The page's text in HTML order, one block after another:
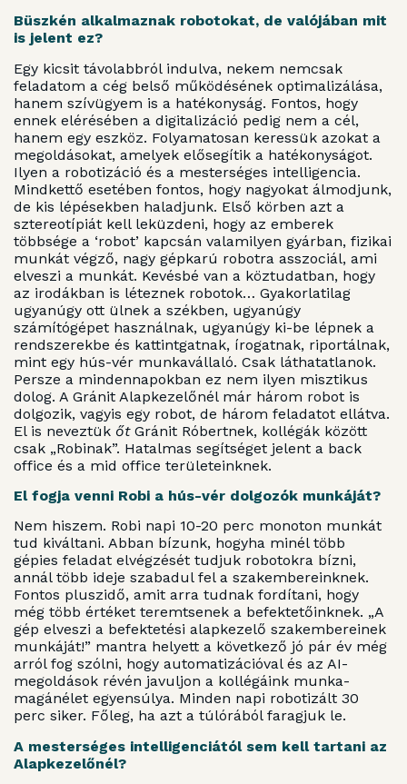
Büszkén alkalmaznak robotokat, de valójában mit
is jelent ez?
Egy kicsit távolabbról indulva, nekem nemcsak
feladatom a cég belső működésének optimalizálása,
hanem szívügyem is a hatékonyság. Fontos, hogy
ennek elérésében a digitalizáció pedig nem a cél,
hanem egy eszköz. Folyamatosan keressük azokat a
megoldásokat, amelyek elősegítik a hatékonyságot.
Ilyen a robotizáció és a mesterséges intelligencia.
Mindkettő esetében fontos, hogy nagyokat álmodjunk,
de kis lépésekben haladjunk. Első körben azt a
sztereotípiát kell leküzdeni, hogy az emberek
többsége a ‘robot’ kapcsán valamilyen gyárban, fizikai
munkát végző, nagy gépkarú robotra asszociál, ami
elveszi a munkát. Kevésbé van a köztudatban, hogy
az irodákban is léteznek robotok… Gyakorlatilag
ugyanúgy ott ülnek a székben, ugyanúgy
számítógépet használnak, ugyanúgy ki-be lépnek a
rendszerekbe és kattintgatnak, írogatnak, riportálnak,
mint egy hús-vér munkavállaló. Csak láthatatlanok.
Persze a mindennapokban ez nem ilyen misztikus
dolog. A Gránit Alapkezelőnél már három robot is
dolgozik, vagyis egy robot, de három feladatot ellátva.
El is neveztük őt Gránit Róbertnek, kollégák között
csak „Robinak”. Hatalmas segítséget jelent a back
office és a mid office területeinknek.
El fogja venni Robi a hús-vér dolgozók munkáját?
Nem hiszem. Robi napi 10-20 perc monoton munkát
tud kiváltani. Abban bízunk, hogyha minél több
gépies feladat elvégzését tudjuk robotokra bízni,
annál több ideje szabadul fel a szakembereinknek.
Fontos pluszidő, amit arra tudnak fordítani, hogy
még több értéket teremtsenek a befektetőinknek. „A
gép elveszi a befektetési alapkezelő szakembereinek
munkáját!” mantra helyett a következő jó pár év még
arról fog szólni, hogy automatizációval és az AI-
megoldások révén javuljon a kollégáink munka-
magánélet egyensúlya. Minden napi robotizált 30
perc siker. Főleg, ha azt a túlórából faragjuk le.
A mesterséges intelligenciától sem kell tartani az
Alapkezelőnél?